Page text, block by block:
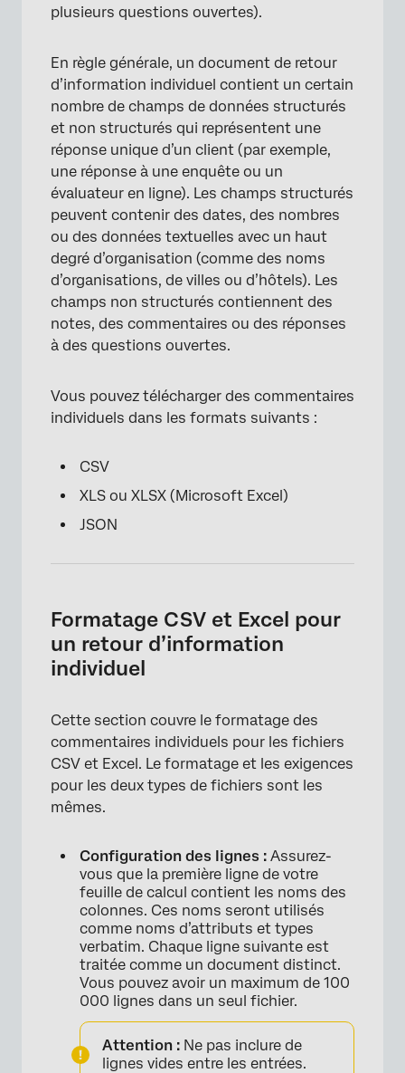
plusieurs questions ouvertes).
En règle générale, un document de retour
d’information individuel contient un certain
nombre de champs de données structurés
et non structurés qui représentent une
réponse unique d’un client (par exemple,
une réponse à une enquête ou un
évaluateur en ligne). Les champs structurés
peuvent contenir des dates, des nombres
ou des données textuelles avec un haut
degré d’organisation (comme des noms
d’organisations, de villes ou d’hôtels). Les
champs non structurés contiennent des
notes, des commentaires ou des réponses
à des questions ouvertes.
Vous pouvez télécharger des commentaires
individuels dans les formats suivants :
CSV
XLS ou XLSX (Microsoft Excel)
JSON
Formatage CSV et Excel pour
un retour d’information
individuel
Cette section couvre le formatage des
commentaires individuels pour les fichiers
CSV et Excel. Le formatage et les exigences
pour les deux types de fichiers sont les
mêmes.
Configuration des lignes : Assurez-
vous que la première ligne de votre
feuille de calcul contient les noms des
colonnes. Ces noms seront utilisés
comme noms d’attributs et types
verbatim. Chaque ligne suivante est
traitée comme un document distinct.
Vous pouvez avoir un maximum de 100
000 lignes dans un seul fichier.
Attention : Ne pas inclure de
lignes vides entre les entrées.